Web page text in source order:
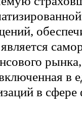
в
в сфере